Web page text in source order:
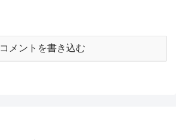
コメントを書き込む